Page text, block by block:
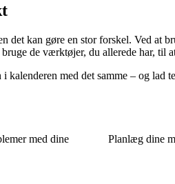
det kan gøre en stor forskel. Ved at
de værktøjer, du allerede har, til
kalenderen med det samme – og
med dine
Planlæg dine